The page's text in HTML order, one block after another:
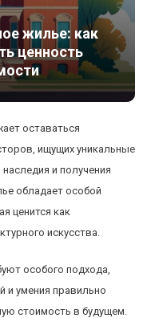
жилье: как
ценность
оставаться
ищущих уникальные
и получения
обладает особой
ценится как
искусства.
особого подхода,
и умения правильно
стоимость в будущем.